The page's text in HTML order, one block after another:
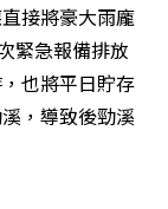
接將豪大雨龐
緊急報備排放
也將平日貯存
，導致後勁溪